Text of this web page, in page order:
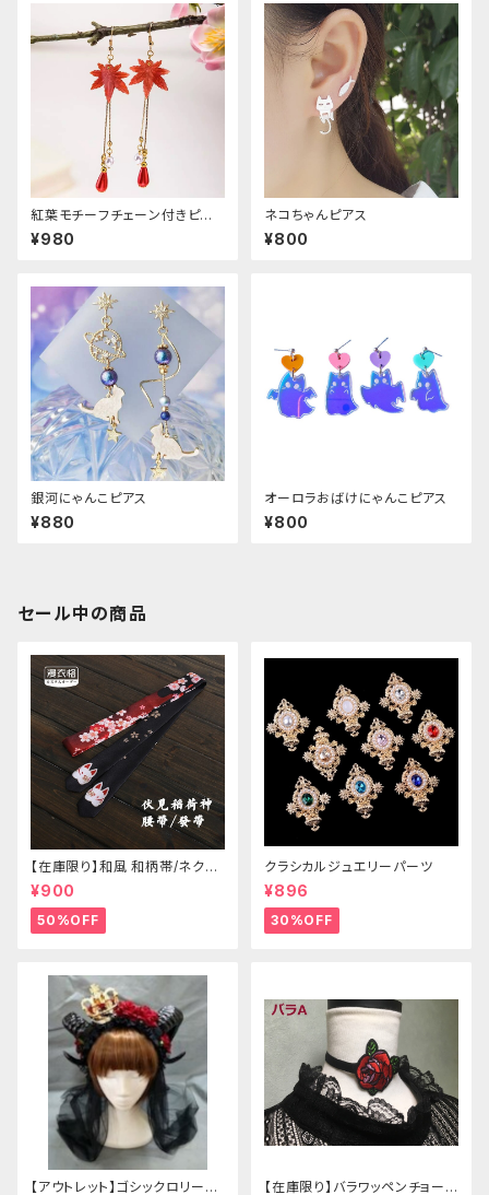
紅葉モチーフチェーン付きピア
ス
¥980
ネコちゃんピアス
¥800
銀河にゃんこピアス
¥880
オーロラおばけにゃんこピアス
¥800
セール中の商品
【在庫限り】和風 和柄帯/ネクタ
イ/リボン（狐面/金魚
¥900
50%OFF
クラシカルジュエリーパーツ
¥896
30%OFF
【アウトレット】ゴシックロリータ 【在庫限り】バラワッペンチョーカ